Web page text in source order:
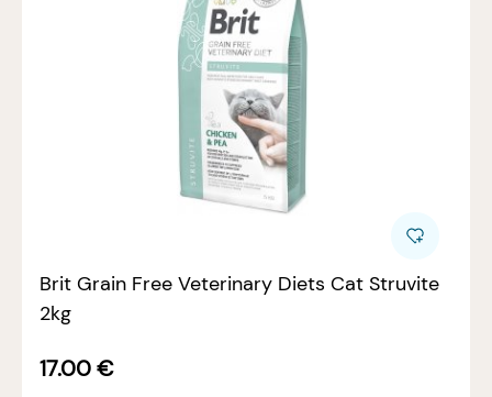
Brit Grain Free Veterinary Diets Cat Struvite
2kg
17.00€